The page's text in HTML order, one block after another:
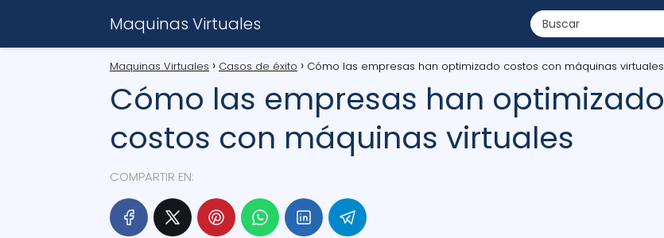
Maquinas Virtuales
Maquinas Virtuales Casos de éxito Cómo las empresas han optimizado costos con máquinas virtuales
Cómo las empresas han optimizado
costos con máquinas virtuales
COMPARTIR EN: